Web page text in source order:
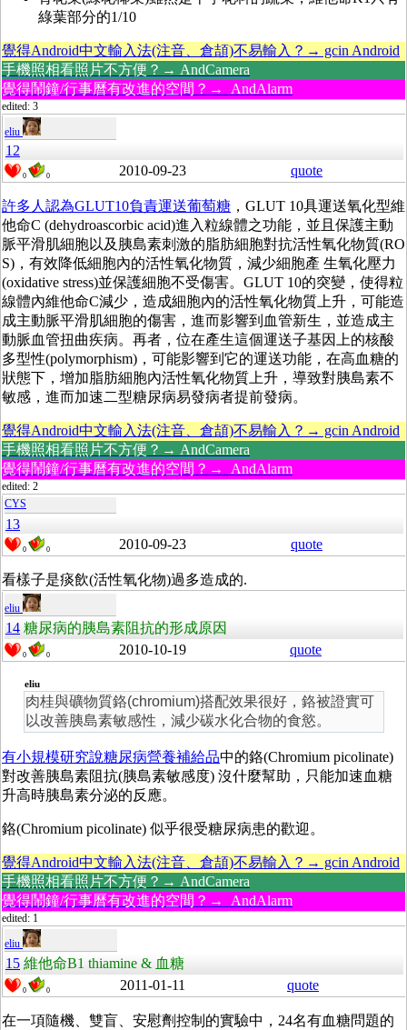
綠葉部分的1/10
覺得Android中文輸入法(注音、倉頡)不易輸入？→ gcin Android
手機照相看照片不方便？→ AndCamera
覺得鬧鐘/行事曆有改進的空間？→ AndAlarm
edited: 3
eliu
12
0 0 2010-09-23 quote
許多人認為GLUT10負責運送葡萄糖 ， GLUT 10具運送氧化型維
他命C (dehydroascorbic acid)進入粒線體之功能，並且保護主動
脈平滑肌細胞以及胰島素刺激的脂肪細胞對抗活性氧化物質(RO
S)，有效降低細胞內的活性氧化物質，減少細胞產 生氧化壓力
(oxidative stress)並保護細胞不受傷害。 GLUT 10的突變，使得粒
線體內維他命C減少，造成細胞內的活性氧化物質上升，可能造
成主動脈平滑肌細胞的傷害，進而影響到血管新生，並造成主
動脈血管扭曲疾病。 再者，位在產生這個運送子基因上的核酸
多型性(polymorphism)，可能影響到它的運送功能，在高血糖的
狀態下，增加脂肪細胞內活性氧化物質上升，導致對胰島素不
敏感，進而加速二型糖尿病易發病者提前發病。
覺得Android中文輸入法(注音、倉頡)不易輸入？→ gcin Android
手機照相看照片不方便？→ AndCamera
覺得鬧鐘/行事曆有改進的空間？→ AndAlarm
edited: 2
CYS
13
0 0 2010-09-23 quote
看樣子是痰飲(活性氧化物)過多造成的.
eliu
14 糖尿病的胰島素阻抗的形成原因
0 0 2010-10-19 quote
eliu
肉桂與礦物質鉻(chromium)搭配效果很好，鉻被證實可
以改善胰島素敏感性，減少碳水化合物的食慾。
有小規模研究說糖尿病營養補給品中的鉻(Chromium picolinate)
對改善胰島素阻抗(胰島素敏感度) 沒什麼幫助，只能加速血糖
升高時胰島素分泌的反應。
鉻(Chromium picolinate) 似乎很受糖尿病患的歡迎。
覺得Android中文輸入法(注音、倉頡)不易輸入？→ gcin Android
手機照相看照片不方便？→ AndCamera
覺得鬧鐘/行事曆有改進的空間？→ AndAlarm
edited: 1
eliu
15 維他命B1 thiamine & 血糖
0 0 2011-01-11 quote
在一項隨機、雙盲、安慰劑控制的實驗中，24名有血糖問題的